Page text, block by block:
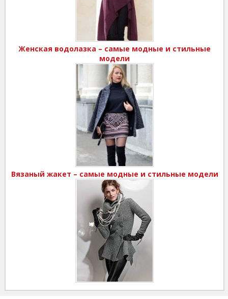
Женская водолазка – самые модные и стильные
модели
Вязаный жакет – самые модные и стильные модели